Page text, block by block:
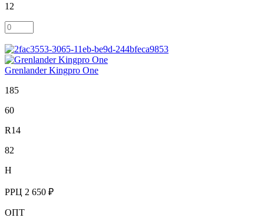
12
Grenlander Kingpro One
185
60
R14
82
H
РРЦ 2 650 ₽
ОПТ